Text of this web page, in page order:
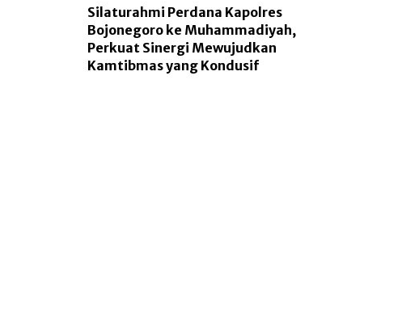
Silaturahmi Perdana Kapolres
Bojonegoro ke Muhammadiyah,
Perkuat Sinergi Mewujudkan
Kamtibmas yang Kondusif